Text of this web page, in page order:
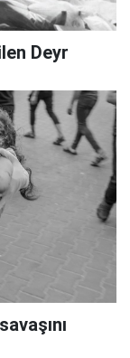
Deyr